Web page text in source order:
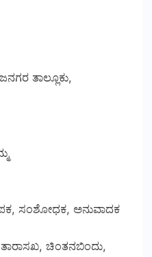
ತಾಲ್ಲೂಕು,
ಸಂಶೋಧಕ, ಅನುವಾದಕ
ಚಿಂತನಬಿಂದು,